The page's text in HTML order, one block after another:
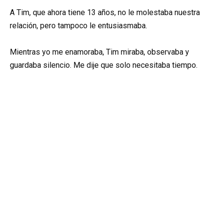
A Tim, que ahora tiene 13 años, no le molestaba nuestra
relación, pero tampoco le entusiasmaba.
Mientras yo me enamoraba, Tim miraba, observaba y
guardaba silencio. Me dije que solo necesitaba tiempo.